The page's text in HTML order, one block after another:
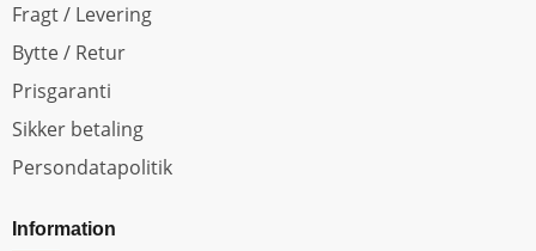
Fragt / Levering
Bytte / Retur
Prisgaranti
Sikker betaling
Persondatapolitik
Information